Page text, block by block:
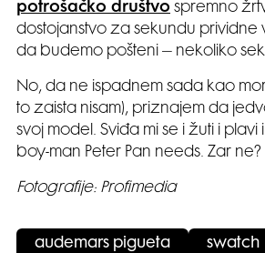
potrošačko društvo spremno
dostojanstvo za sekundu prividne
da budemo pošteni – nekoliko
No, da ne ispadnem sada kao
to zaista nisam), priznajem da
svoj model. Sviđa mi se i žuti i
boy-man Peter Pan needs. Zar ne?
Fotografije: Profimedia
audemars pigueta swatch